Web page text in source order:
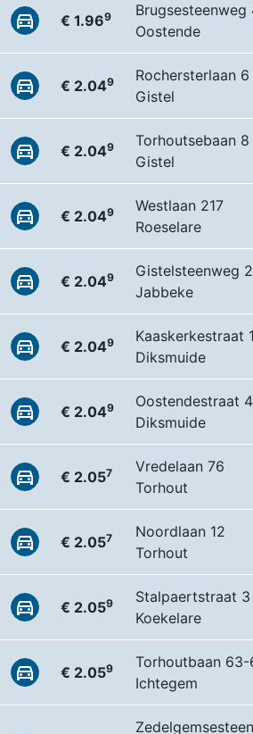
€ 1.969
Brugsesteenweg
Oostende
€ 2.049
Rochersterlaan 6
Gistel
€ 2.049
Torhoutsebaan 8
Gistel
€ 2.049
Westlaan 217
Roeselare
€ 2.049
Gistelsteenweg
Jabbeke
€ 2.049
Kaaskerkestraat
Diksmuide
€ 2.049
Oostendestraat
Diksmuide
€ 2.057
Vredelaan 76
Torhout
€ 2.057
Noordlaan 12
Torhout
€ 2.059
Stalpaertstraat 3
Koekelare
€ 2.059
Torhoutbaan 63-
Ichtegem